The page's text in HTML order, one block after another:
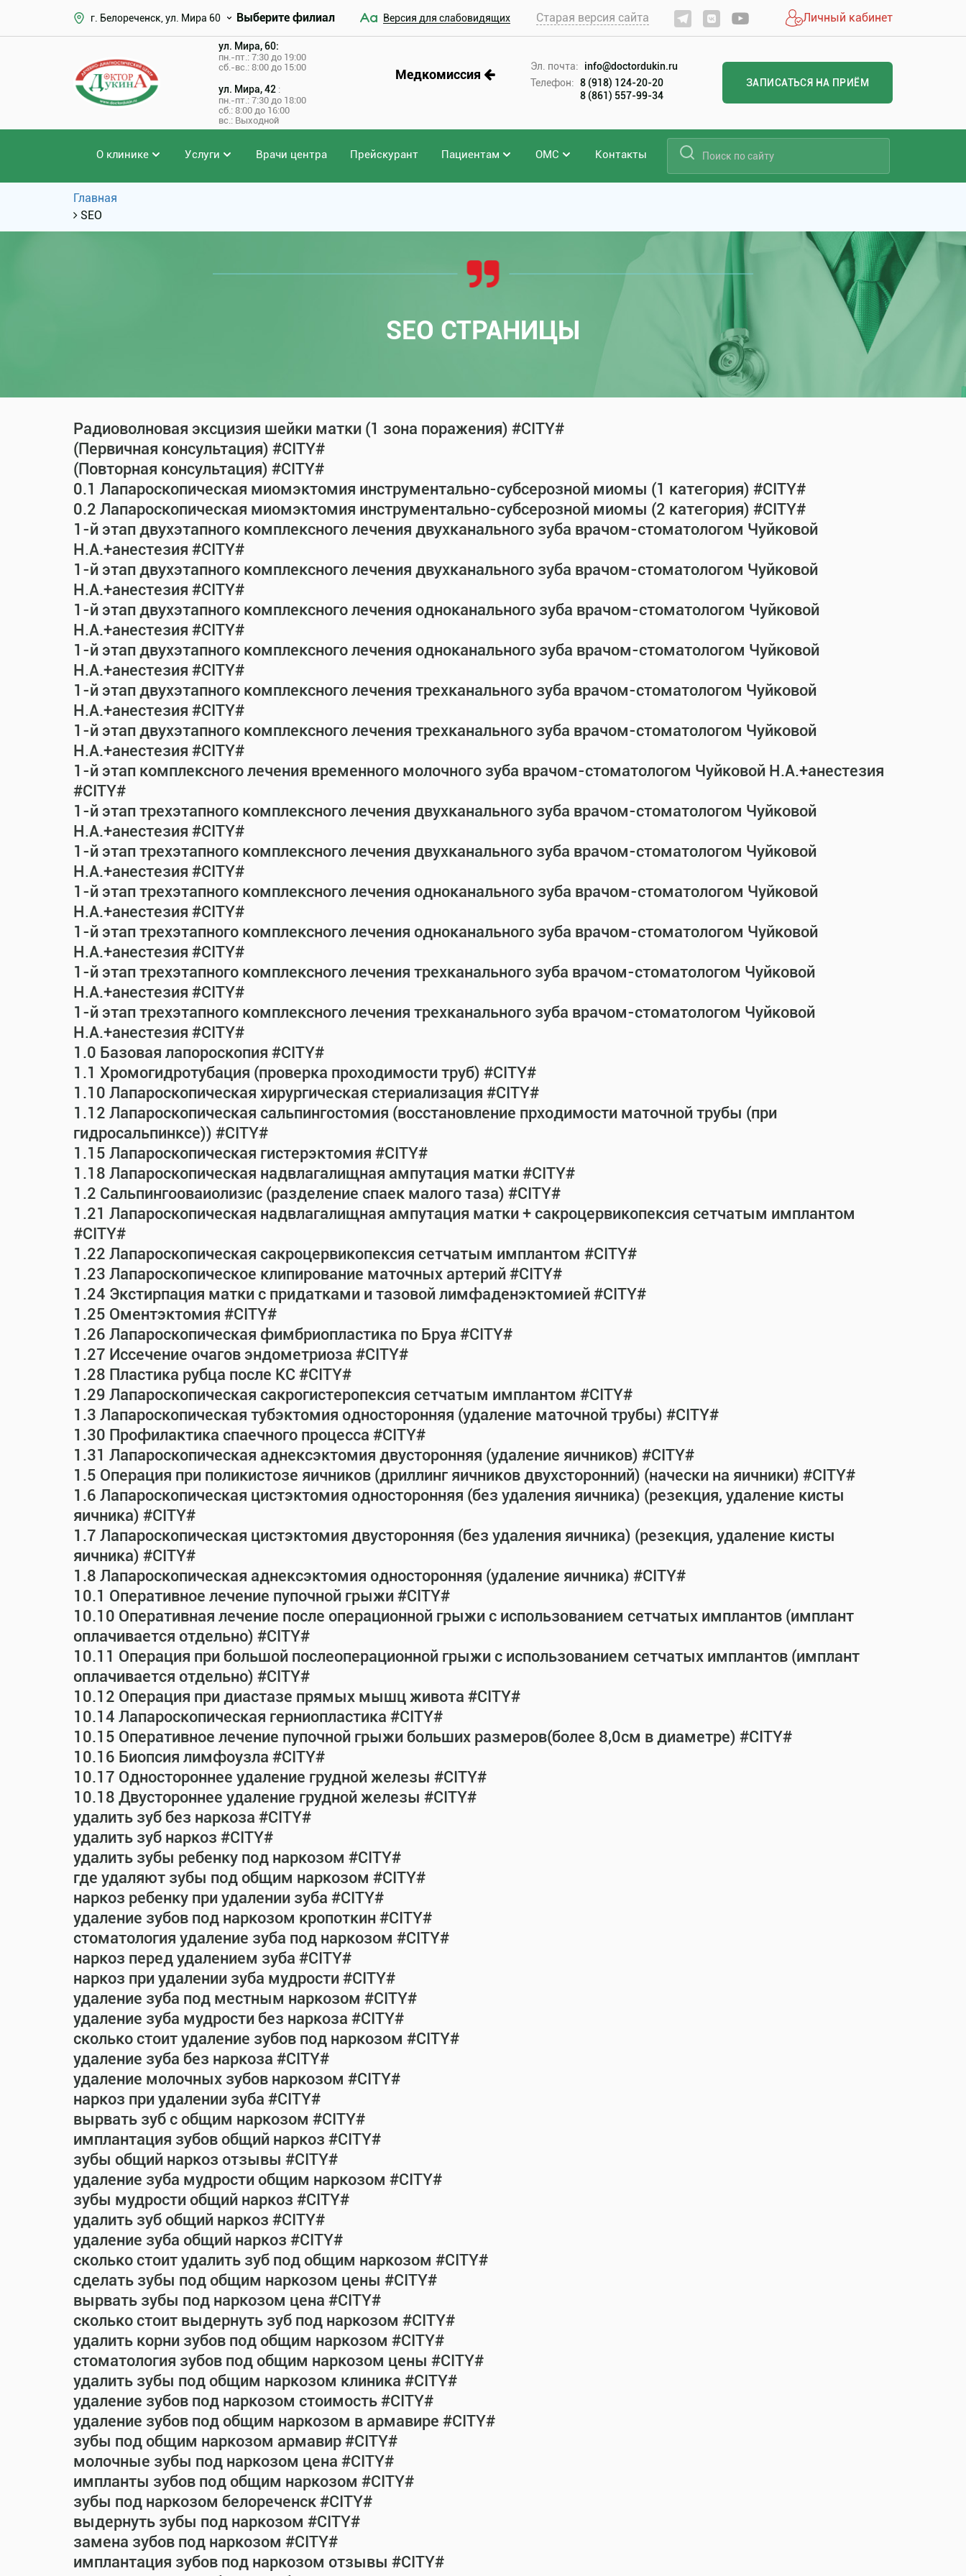
г. Белореченск, ул. Мира 60 Выберите филиал Версия для слабовидящих Старая версия сайта Личный кабинет
ул. Мира, 60:
пн.-пт.: 7:30 до 19:00
сб.-вс.: 8:00 до 15:00
ул. Мира, 42 :
пн.-пт.: 7:30 до 18:00
сб.: 8:00 до 16:00
вс.: Выходной
Медкомиссия
Эл. почта:
info@doctordukin.ru
Телефон: 8 (918) 124-20-20
8 (861) 557-99-34
ЗАПИСАТЬСЯ НА ПРИЁМ
О клинике Услуги Врачи центра Прейскурант Пациентам ОМС Контакты
Главная
SEO
SEO СТРАНИЦЫ
Радиоволновая эксцизия шейки матки (1 зона поражения) #CITY#
(Первичная консультация) #CITY#
(Повторная консультация) #CITY#
0.1 Лапароскопическая миомэктомия инструментально-субсерозной миомы (1 категория) #CITY#
0.2 Лапароскопическая миомэктомия инструментально-субсерозной миомы (2 категория) #CITY#
1-й этап двухэтапного комплексного лечения двухканального зуба врачом-стоматологом Чуйковой
Н.А.+анестезия #CITY#
1-й этап двухэтапного комплексного лечения двухканального зуба врачом-стоматологом Чуйковой
Н.А.+анестезия #CITY#
1-й этап двухэтапного комплексного лечения одноканального зуба врачом-стоматологом Чуйковой
Н.А.+анестезия #CITY#
1-й этап двухэтапного комплексного лечения одноканального зуба врачом-стоматологом Чуйковой
Н.А.+анестезия #CITY#
1-й этап двухэтапного комплексного лечения трехканального зуба врачом-стоматологом Чуйковой
Н.А.+анестезия #CITY#
1-й этап двухэтапного комплексного лечения трехканального зуба врачом-стоматологом Чуйковой
Н.А.+анестезия #CITY#
1-й этап комплексного лечения временного молочного зуба врачом-стоматологом Чуйковой Н.А.+анестезия
#CITY#
1-й этап трехэтапного комплексного лечения двухканального зуба врачом-стоматологом Чуйковой
Н.А.+анестезия #CITY#
1-й этап трехэтапного комплексного лечения двухканального зуба врачом-стоматологом Чуйковой
Н.А.+анестезия #CITY#
1-й этап трехэтапного комплексного лечения одноканального зуба врачом-стоматологом Чуйковой
Н.А.+анестезия #CITY#
1-й этап трехэтапного комплексного лечения одноканального зуба врачом-стоматологом Чуйковой
Н.А.+анестезия #CITY#
1-й этап трехэтапного комплексного лечения трехканального зуба врачом-стоматологом Чуйковой
Н.А.+анестезия #CITY#
1-й этап трехэтапного комплексного лечения трехканального зуба врачом-стоматологом Чуйковой
Н.А.+анестезия #CITY#
1.0 Базовая лапороскопия #CITY#
1.1 Хромогидротубация (проверка проходимости труб) #CITY#
1.10 Лапароскопическая хирургическая стериализация #CITY#
1.12 Лапароскопическая сальпингостомия (восстановление прходимости маточной трубы (при
гидросальпинксе)) #CITY#
1.15 Лапароскопическая гистерэктомия #CITY#
1.18 Лапароскопическая надвлагалищная ампутация матки #CITY#
1.2 Сальпингооваиолизис (разделение спаек малого таза) #CITY#
1.21 Лапароскопическая надвлагалищная ампутация матки + сакроцервикопексия сетчатым имплантом
#CITY#
1.22 Лапароскопическая сакроцервикопексия сетчатым имплантом #CITY#
1.23 Лапароскопическое клипирование маточных артерий #CITY#
1.24 Экстирпация матки с придатками и тазовой лимфаденэктомией #CITY#
1.25 Оментэктомия #CITY#
1.26 Лапароскопическая фимбриопластика по Бруа #CITY#
1.27 Иссечение очагов эндометриоза #CITY#
1.28 Пластика рубца после КС #CITY#
1.29 Лапароскопическая сакрогистеропексия сетчатым имплантом #CITY#
1.3 Лапароскопическая тубэктомия односторонняя (удаление маточной трубы) #CITY#
1.30 Профилактика спаечного процесса #CITY#
1.31 Лапароскопическая аднексэктомия двусторонняя (удаление яичников) #CITY#
1.5 Операция при поликистозе яичников (дриллинг яичников двухсторонний) (начески на яичники) #CITY#
1.6 Лапароскопическая цистэктомия односторонняя (без удаления яичника) (резекция, удаление кисты
яичника) #CITY#
1.7 Лапароскопическая цистэктомия двусторонняя (без удаления яичника) (резекция, удаление кисты
яичника) #CITY#
1.8 Лапароскопическая аднексэктомия односторонняя (удаление яичника) #CITY#
10.1 Оперативное лечение пупочной грыжи #CITY#
10.10 Оперативная лечение после операционной грыжи с использованием сетчатых имплантов (имплант
оплачивается отдельно) #CITY#
10.11 Операция при большой послеоперационной грыжи с использованием сетчатых имплантов (имплант
оплачивается отдельно) #CITY#
10.12 Операция при диастазе прямых мышц живота #CITY#
10.14 Лапароскопическая герниопластика #CITY#
10.15 Оперативное лечение пупочной грыжи больших размеров(более 8,0см в диаметре) #CITY#
10.16 Биопсия лимфоузла #CITY#
10.17 Одностороннее удаление грудной железы #CITY#
10.18 Двустороннее удаление грудной железы #CITY#
удалить зуб без наркоза #CITY#
удалить зуб наркоз #CITY#
удалить зубы ребенку под наркозом #CITY#
где удаляют зубы под общим наркозом #CITY#
наркоз ребенку при удалении зуба #CITY#
удаление зубов под наркозом кропоткин #CITY#
стоматология удаление зуба под наркозом #CITY#
наркоз перед удалением зуба #CITY#
наркоз при удалении зуба мудрости #CITY#
удаление зуба под местным наркозом #CITY#
удаление зуба мудрости без наркоза #CITY#
сколько стоит удаление зубов под наркозом #CITY#
удаление зуба без наркоза #CITY#
удаление молочных зубов наркозом #CITY#
наркоз при удалении зуба #CITY#
вырвать зуб с общим наркозом #CITY#
имплантация зубов общий наркоз #CITY#
зубы общий наркоз отзывы #CITY#
удаление зуба мудрости общим наркозом #CITY#
зубы мудрости общий наркоз #CITY#
удалить зуб общий наркоз #CITY#
удаление зуба общий наркоз #CITY#
сколько стоит удалить зуб под общим наркозом #CITY#
сделать зубы под общим наркозом цены #CITY#
вырвать зубы под наркозом цена #CITY#
сколько стоит выдернуть зуб под наркозом #CITY#
удалить корни зубов под общим наркозом #CITY#
стоматология зубов под общим наркозом цены #CITY#
удалить зубы под общим наркозом клиника #CITY#
удаление зубов под наркозом стоимость #CITY#
удаление зубов под общим наркозом в армавире #CITY#
зубы под общим наркозом армавир #CITY#
молочные зубы под наркозом цена #CITY#
импланты зубов под общим наркозом #CITY#
зубы под наркозом белореченск #CITY#
выдернуть зубы под наркозом #CITY#
замена зубов под наркозом #CITY#
имплантация зубов под наркозом отзывы #CITY#